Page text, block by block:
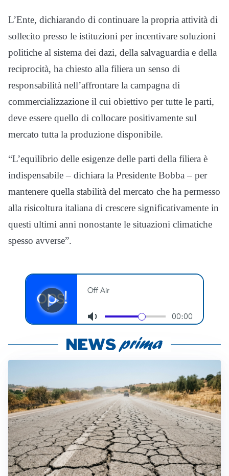
L’Ente, dichiarando di continuare la propria attività di
sollecito presso le istituzioni per incentivare soluzioni
politiche al sistema dei dazi, della salvaguardia e della
reciprocità, ha chiesto alla filiera un senso di
responsabilità nell’affrontare la campagna di
commercializzazione il cui obiettivo per tutte le parti,
deve essere quello di collocare positivamente sul
mercato tutta la produzione disponibile.
“L’equilibrio delle esigenze delle parti della filiera è
indispensabile – dichiara la Presidente Bobba – per
mantenere quella stabilità del mercato che ha permesso
alla risicoltura italiana di crescere significativamente in
questi ultimi anni nonostante le situazioni climatiche
spesso avverse”.